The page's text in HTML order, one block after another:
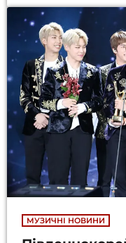
МУЗИЧНІ НОВИНИ